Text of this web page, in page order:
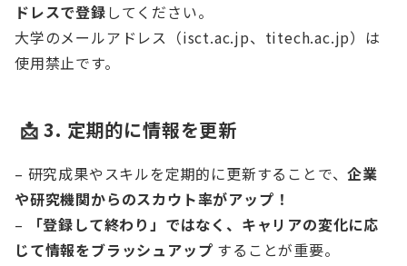
ドレスで登録してください。
大学のメールアドレス（isct.ac.jp、titech.ac.jp）は
使用禁止です。
📩 3. 定期的に情報を更新
– 研究成果やスキルを定期的に更新することで、企業
や研究機関からのスカウト率がアップ！
–
「登録して終わり」ではなく、キャリアの変化に応
じて情報をブラッシュアップ することが重要。